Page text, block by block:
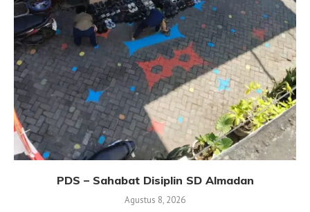
PDS – Sahabat Disiplin SD Almadan
Agustus 8, 2026